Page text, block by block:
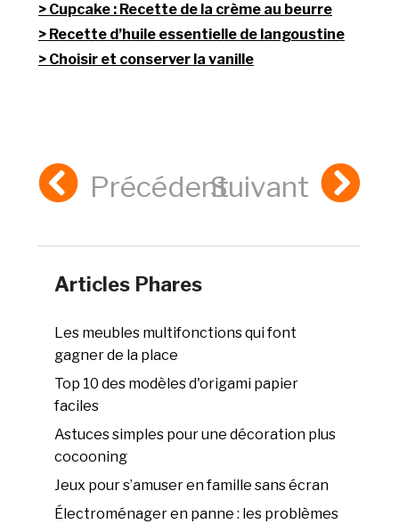
Cupcake : Recette de la crème au beurre
Recette d’huile essentielle de langoustine
Choisir et conserver la vanille
PrécédentSuivant
Articles Phares
Les meubles multifonctions qui font
gagner de la place
Top 10 des modèles d'origami papier
faciles
Astuces simples pour une décoration plus
cocooning
Jeux pour s’amuser en famille sans écran
Électroménager en panne : les problèmes